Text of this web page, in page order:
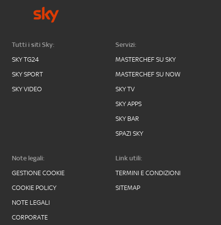
Tutti i siti Sky:
SKY TG24
SKY SPORT
SKY VIDEO
Servizi:
MASTERCHEF SU SKY
MASTERCHEF SU NOW
SKY TV
SKY APPS
SKY BAR
SPAZI SKY
Note legali:
GESTIONE COOKIE
COOKIE POLICY
NOTE LEGALI
CORPORATE
Link utili:
TERMINI E CONDIZIONI
SITEMAP